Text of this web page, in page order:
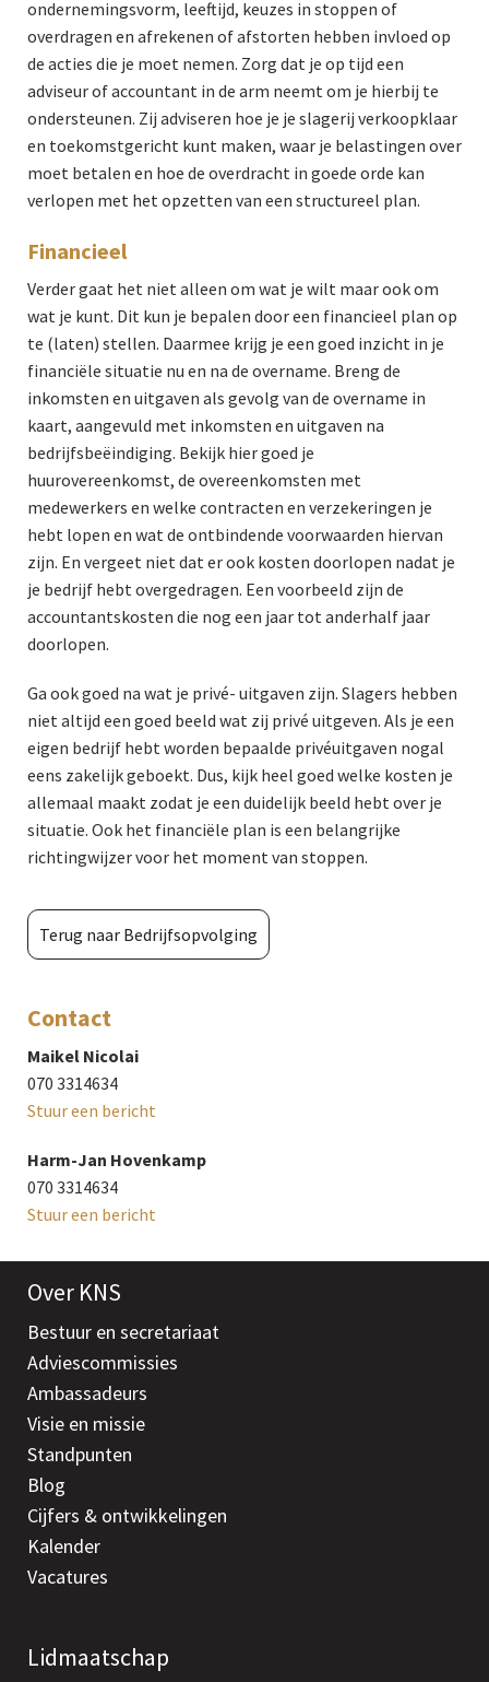
ondernemingsvorm, leeftijd, keuzes in stoppen of
overdragen en afrekenen of afstorten hebben invloed op
de acties die je moet nemen. Zorg dat je op tijd een
adviseur of accountant in de arm neemt om je hierbij te
ondersteunen. Zij adviseren hoe je je slagerij verkoopklaar
en toekomstgericht kunt maken, waar je belastingen over
moet betalen en hoe de overdracht in goede orde kan
verlopen met het opzetten van een structureel plan.
Financieel
Verder gaat het niet alleen om wat je wilt maar ook om
wat je kunt. Dit kun je bepalen door een financieel plan op
te (laten) stellen. Daarmee krijg je een goed inzicht in je
financiële situatie nu en na de overname. Breng de
inkomsten en uitgaven als gevolg van de overname in
kaart, aangevuld met inkomsten en uitgaven na
bedrijfsbeëindiging. Bekijk hier goed je
huurovereenkomst, de overeenkomsten met
medewerkers en welke contracten en verzekeringen je
hebt lopen en wat de ontbindende voorwaarden hiervan
zijn. En vergeet niet dat er ook kosten doorlopen nadat je
je bedrijf hebt overgedragen. Een voorbeeld zijn de
accountantskosten die nog een jaar tot anderhalf jaar
doorlopen.
Ga ook goed na wat je privé- uitgaven zijn. Slagers hebben
niet altijd een goed beeld wat zij privé uitgeven. Als je een
eigen bedrijf hebt worden bepaalde privéuitgaven nogal
eens zakelijk geboekt. Dus, kijk heel goed welke kosten je
allemaal maakt zodat je een duidelijk beeld hebt over je
situatie. Ook het financiële plan is een belangrijke
richtingwijzer voor het moment van stoppen.
Terug naar Bedrijfsopvolging
Contact
Maikel Nicolai
070 3314634
Stuur een bericht
Harm-Jan Hovenkamp
070 3314634
Stuur een bericht
Over KNS
Bestuur en secretariaat
Adviescommissies
Ambassadeurs
Visie en missie
Standpunten
Blog
Cijfers & ontwikkelingen
Kalender
Vacatures
Lidmaatschap